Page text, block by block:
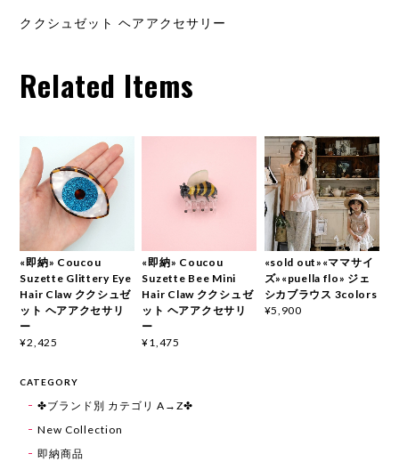
ククシュゼット ヘアアクセサリー
Related Items
«即納» Coucou
Suzette Glittery Eye
Hair Claw ククシュゼ
ット ヘアアクセサリ
ー
¥2,425
«即納» Coucou
Suzette Bee Mini
Hair Claw ククシュゼ
ット ヘアアクセサリ
ー
¥1,475
«sold out»«ママサイ
ズ»«puella flo» ジェ
シカブラウス 3colors
¥5,900
CATEGORY
✤ブランド別 カテゴリ A→Z✤
New Collection
即納商品